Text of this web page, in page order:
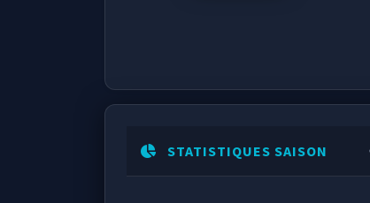
STATISTIQUES SAISON